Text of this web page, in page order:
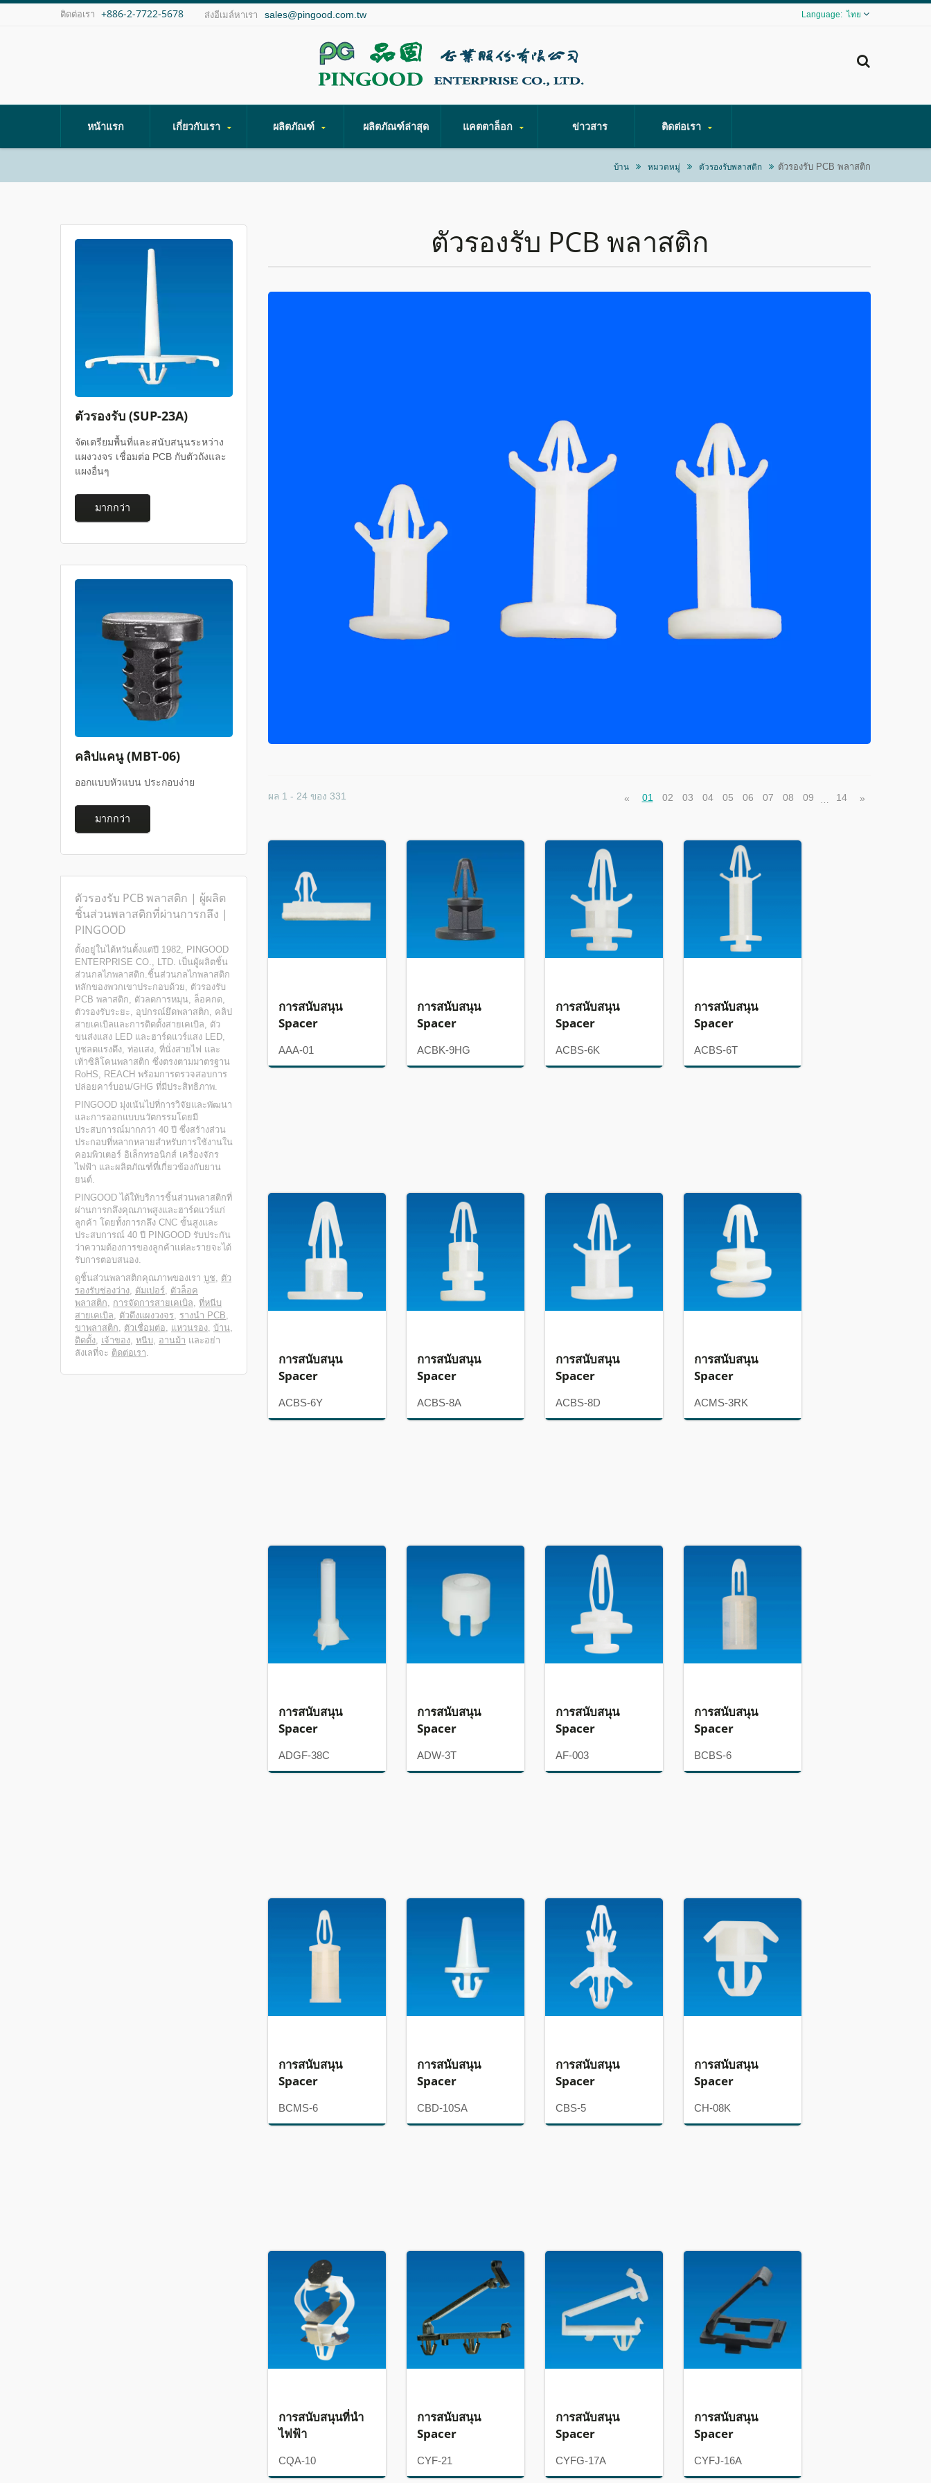
ติดต่อเรา +886-2-7722-5678 ส่งอีเมล์หาเรา sales@pingood.com.tw ไทย
หน้าแรก เกี่ยวกับเรา ผลิตภัณฑ์ ผลิตภัณฑ์ล่าสุด แคตตาล็อก ข่าวสาร ติดต่อเรา
บ้าน หมวดหมู่ ตัวรองรับพลาสติก ตัวรองรับ PCB พลาสติก
ตัวรองรับ (SUP-23A)
จัดเตรียมพื้นที่และสนับสนุนระหว่าง
แผงวงจร เชื่อมต่อ PCB กับตัวถังและ
แผงอื่นๆ
มากกว่า
คลิปแคนู (MBT-06)
ออกแบบหัวแบน ประกอบง่าย
มากกว่า
ตัวรองรับ PCB พลาสติก | ผู้ผลิต
ชิ้นส่วนพลาสติกที่ผ่านการกลึง |
PINGOOD
ตั้งอยู่ในไต้หวันตั้งแต่ปี 1982, PINGOOD
ENTERPRISE CO., LTD. เป็นผู้ผลิตชิ้น
ส่วนกลไกพลาสติก.ชิ้นส่วนกลไกพลาสติก
หลักของพวกเขาประกอบด้วย, ตัวรองรับ
PCB พลาสติก, ตัวลดการหมุน, ล็อคกด,
ตัวรองรับระยะ, อุปกรณ์ยึดพลาสติก, คลิป
สายเคเบิลและการติดตั้งสายเคเบิล, ตัว
ขนส่งแสง LED และฮาร์ดแวร์แสง LED,
บูชลดแรงดึง, ท่อแสง, ที่นั่งสายไฟ และ
เท้าซิลิโคนพลาสติก ซึ่งตรงตามมาตรฐาน
RoHS, REACH พร้อมการตรวจสอบการ
ปล่อยคาร์บอน/GHG ที่มีประสิทธิภาพ.
PINGOOD มุ่งเน้นไปที่การวิจัยและพัฒนา
และการออกแบบนวัตกรรมโดยมี
ประสบการณ์มากกว่า 40 ปี ซึ่งสร้างส่วน
ประกอบที่หลากหลายสำหรับการใช้งานใน
คอมพิวเตอร์ อิเล็กทรอนิกส์ เครื่องจักร
ไฟฟ้า และผลิตภัณฑ์ที่เกี่ยวข้องกับยาน
ยนต์.
PINGOOD ได้ให้บริการชิ้นส่วนพลาสติกที่
ผ่านการกลึงคุณภาพสูงและฮาร์ดแวร์แก่
ลูกค้า โดยทั้งการกลึง CNC ขั้นสูงและ
ประสบการณ์ 40 ปี PINGOOD รับประกัน
ว่าความต้องการของลูกค้าแต่ละรายจะได้
รับการตอบสนอง.
ดูชิ้นส่วนพลาสติกคุณภาพของเรา บูช, ตัว
รองรับช่องว่าง, ดัมเปอร์, ตัวล็อค
พลาสติก, การจัดการสายเคเบิล, ที่หนีบ
สายเคเบิล, ตัวดึงแผงวงจร, รางนำ PCB,
ขาพลาสติก, ตัวเชื่อมต่อ, แหวนรอง, บ้าน,
ติดตั้ง, เจ้าของ, หนีบ, อานม้า และอย่า
ลังเลที่จะ ติดต่อเรา.
ตัวรองรับ PCB พลาสติก
ผล 1 - 24 ของ 331 « 01 02 03 04 05 06 07 08 09 14 »
การสนับสนุน
Spacer
AAA-01
การสนับสนุน
Spacer
ACBK-9HG
การสนับสนุน
Spacer
ACBS-6K
การสนับสนุน
Spacer
ACBS-6T
การสนับสนุน
Spacer
ACBS-6Y
การสนับสนุน
Spacer
ACBS-8A
การสนับสนุน
Spacer
ACBS-8D
การสนับสนุน
Spacer
ACMS-3RK
การสนับสนุน
Spacer
ADGF-38C
การสนับสนุน
Spacer
ADW-3T
การสนับสนุน
Spacer
AF-003
การสนับสนุน
Spacer
BCBS-6
การสนับสนุน
Spacer
BCMS-6
การสนับสนุน
Spacer
CBD-10SA
การสนับสนุน
Spacer
CBS-5
การสนับสนุน
Spacer
CH-08K
การสนับสนุนที่นำ
ไฟฟ้า
CQA-10
การสนับสนุน
Spacer
CYF-21
การสนับสนุน
Spacer
CYFG-17A
การสนับสนุน
Spacer
CYFJ-16A